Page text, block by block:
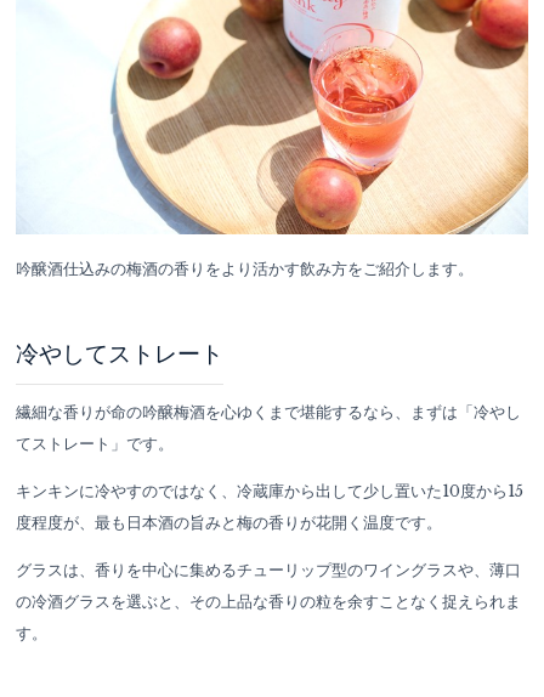
吟醸酒仕込みの梅酒の香りをより活かす飲み方をご紹介します。
冷やしてストレート
繊細な香りが命の吟醸梅酒を心ゆくまで堪能するなら、まずは「冷やし
てストレート」です。
キンキンに冷やすのではなく、冷蔵庫から出して少し置いた10度から15
度程度が、最も日本酒の旨みと梅の香りが花開く温度です。
グラスは、香りを中心に集めるチューリップ型のワイングラスや、薄口
の冷酒グラスを選ぶと、その上品な香りの粒を余すことなく捉えられま
す。